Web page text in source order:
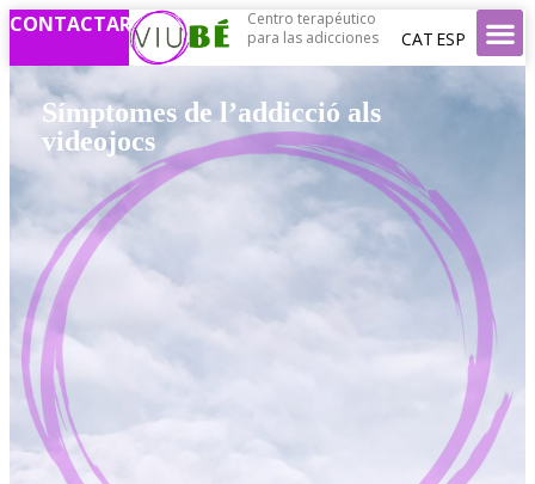
CONTACTAR
Centro terapéutico
para las adicciones
CAT ESP
Símptomes de l’addicció als
videojocs